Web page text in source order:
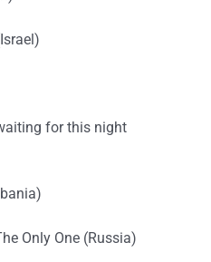
for this night
Only One (Russia)